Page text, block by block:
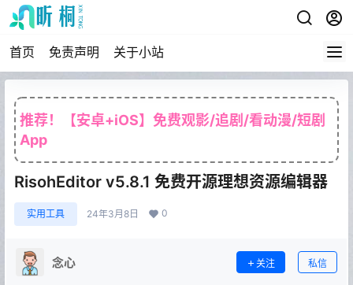
首页 免责声明 关于小站
推荐！【安卓+iOS】免费观影/追剧/看动漫/短剧
App
RisohEditor v5.8.1 免费开源理想资源编辑器
实用工具 24年3月8日 0
念心 关注 私信